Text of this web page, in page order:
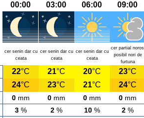
00:00 03:00 06:00 09:00
cer senin dar cu
ceata
cer senin dar cu
ceata
cer senin dar cu
ceata
cer partial
posibil nori de
furtuna
22°C 21°C 20°C 23°C
24°C 23°C 21°C 24°C
0mm 0mm 0mm 0mm
3% 2% 10% 2%